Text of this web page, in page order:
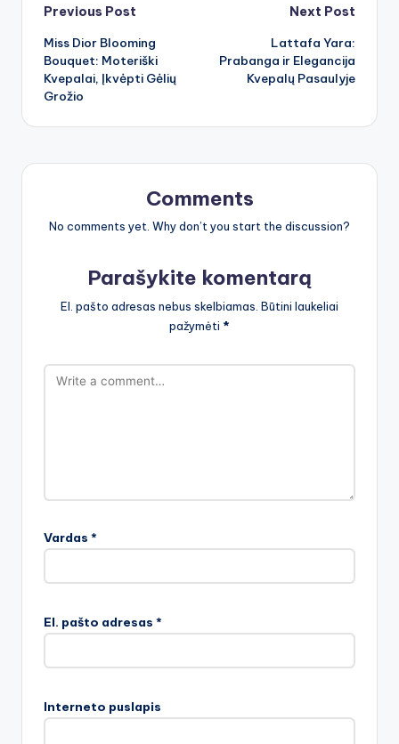
Post
navigation
Previous Post
Miss Dior Blooming
Bouquet: Moteriški
Kvepalai, Įkvėpti Gėlių
Grožio
Next Post
Lattafa Yara:
Prabanga ir Elegancija
Kvepalų Pasaulyje
Comments
No comments yet. Why don’t you start the discussion?
Parašykite komentarą
El. pašto adresas nebus skelbiamas. Būtini laukeliai
pažymėti *
Vardas *
El. pašto adresas *
Interneto puslapis